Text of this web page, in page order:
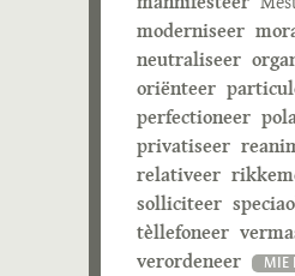
moderniseer
neutraliseer
oriënteer
perfectioneer
privatiseer
relativeer
solliciteer
tèllefoneer
verordeneer
MIE